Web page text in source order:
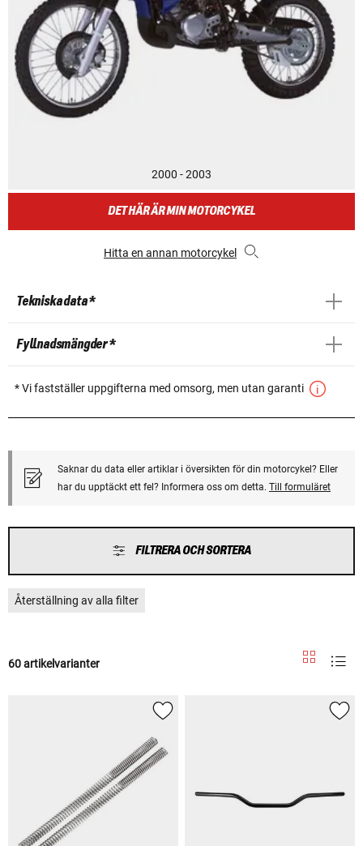
2000 - 2003
DET HÄR ÄR MIN MOTORCYKEL
Hitta en annan motorcykel
Tekniska data *
Fyllnadsmängder *
* Vi fastställer uppgifterna med omsorg, men utan garanti
Saknar du data eller artiklar i översikten för din motorcykel? Eller
har du upptäckt ett fel? Informera oss om detta. Till formuläret
FILTRERA OCH SORTERA
Återställning av alla filter
60 artikelvarianter